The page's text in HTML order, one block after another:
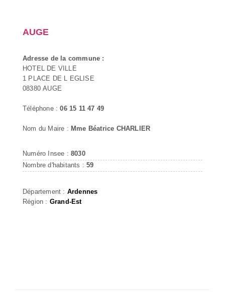
AUGE
Adresse de la commune :
HOTEL DE VILLE
1 PLACE DE L EGLISE
08380 AUGE
Téléphone :06 15 11 47 49
Nom du Maire : Mme Béatrice CHARLIER
Numéro Insee : 8030
Nombre d'habitants :59
Département : Ardennes
Région : Grand-Est